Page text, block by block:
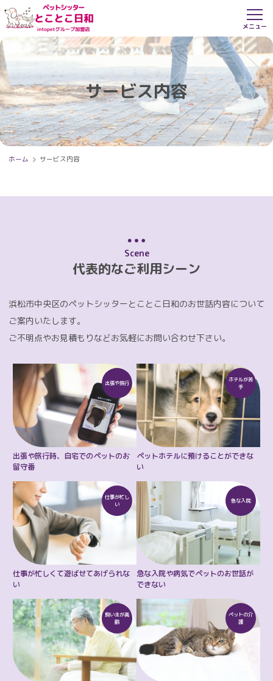
サービス内容
ホーム サービス内容
Scene
代表的なご利用シーン
浜松市中央区のペットシッターとことこ日和のお世話内容について
ご案内いたします。
ご不明点やお見積もりなどお気軽にお問い合わせ下さい。
出張や旅行
出張や旅行時、 自宅でのペットのお
留守番
ホテルが苦
手
ペットホテルに預けることができな
い
仕事が忙し
い
仕事が忙しくて遊ばせてあげられな
い
急な入院
急な入院や病気でペットのお世話が
できない
飼い主が高
齢
ペットの介
護